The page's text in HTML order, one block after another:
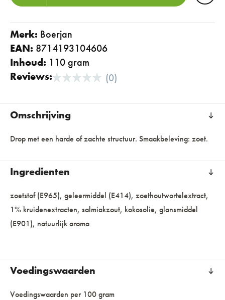
Merk:
boerjan
EAN: 8714193104606
Inhoud: 110 gram
Reviews:
(0)
Omschrijving
Drop met een harde of zachte structuur. Smaakbeleving: zoet.
Ingredienten
zoetstof (E965), geleermiddel (E414), zoethoutwortelextract,
1% kruidenextracten, salmiakzout, kokosolie, glansmiddel
(E901), natuurlijk aroma
Voedingswaarden
Voedingswaarden per 100 gram